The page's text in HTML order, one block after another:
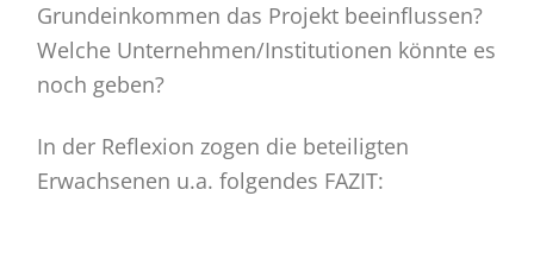
Grundeinkommen das Projekt beeinflussen?
Welche Unternehmen/Institutionen könnte es
noch geben?
In der Reflexion zogen die beteiligten
Erwachsenen u.a. folgendes FAZIT: